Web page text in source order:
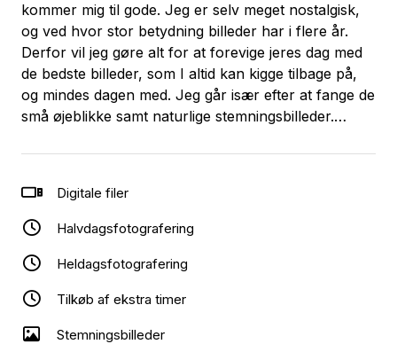
kommer mig til gode. Jeg er selv meget nostalgisk,
og ved hvor stor betydning billeder har i flere år.
Derfor vil jeg gøre alt for at forevige jeres dag med
de bedste billeder, som I altid kan kigge tilbage på,
og mindes dagen med. Jeg går især efter at fange de
små øjeblikke samt naturlige stemningsbilleder.
Digitale filer
Halvdagsfotografering
Heldagsfotografering
Tilkøb af ekstra timer
Stemningsbilleder